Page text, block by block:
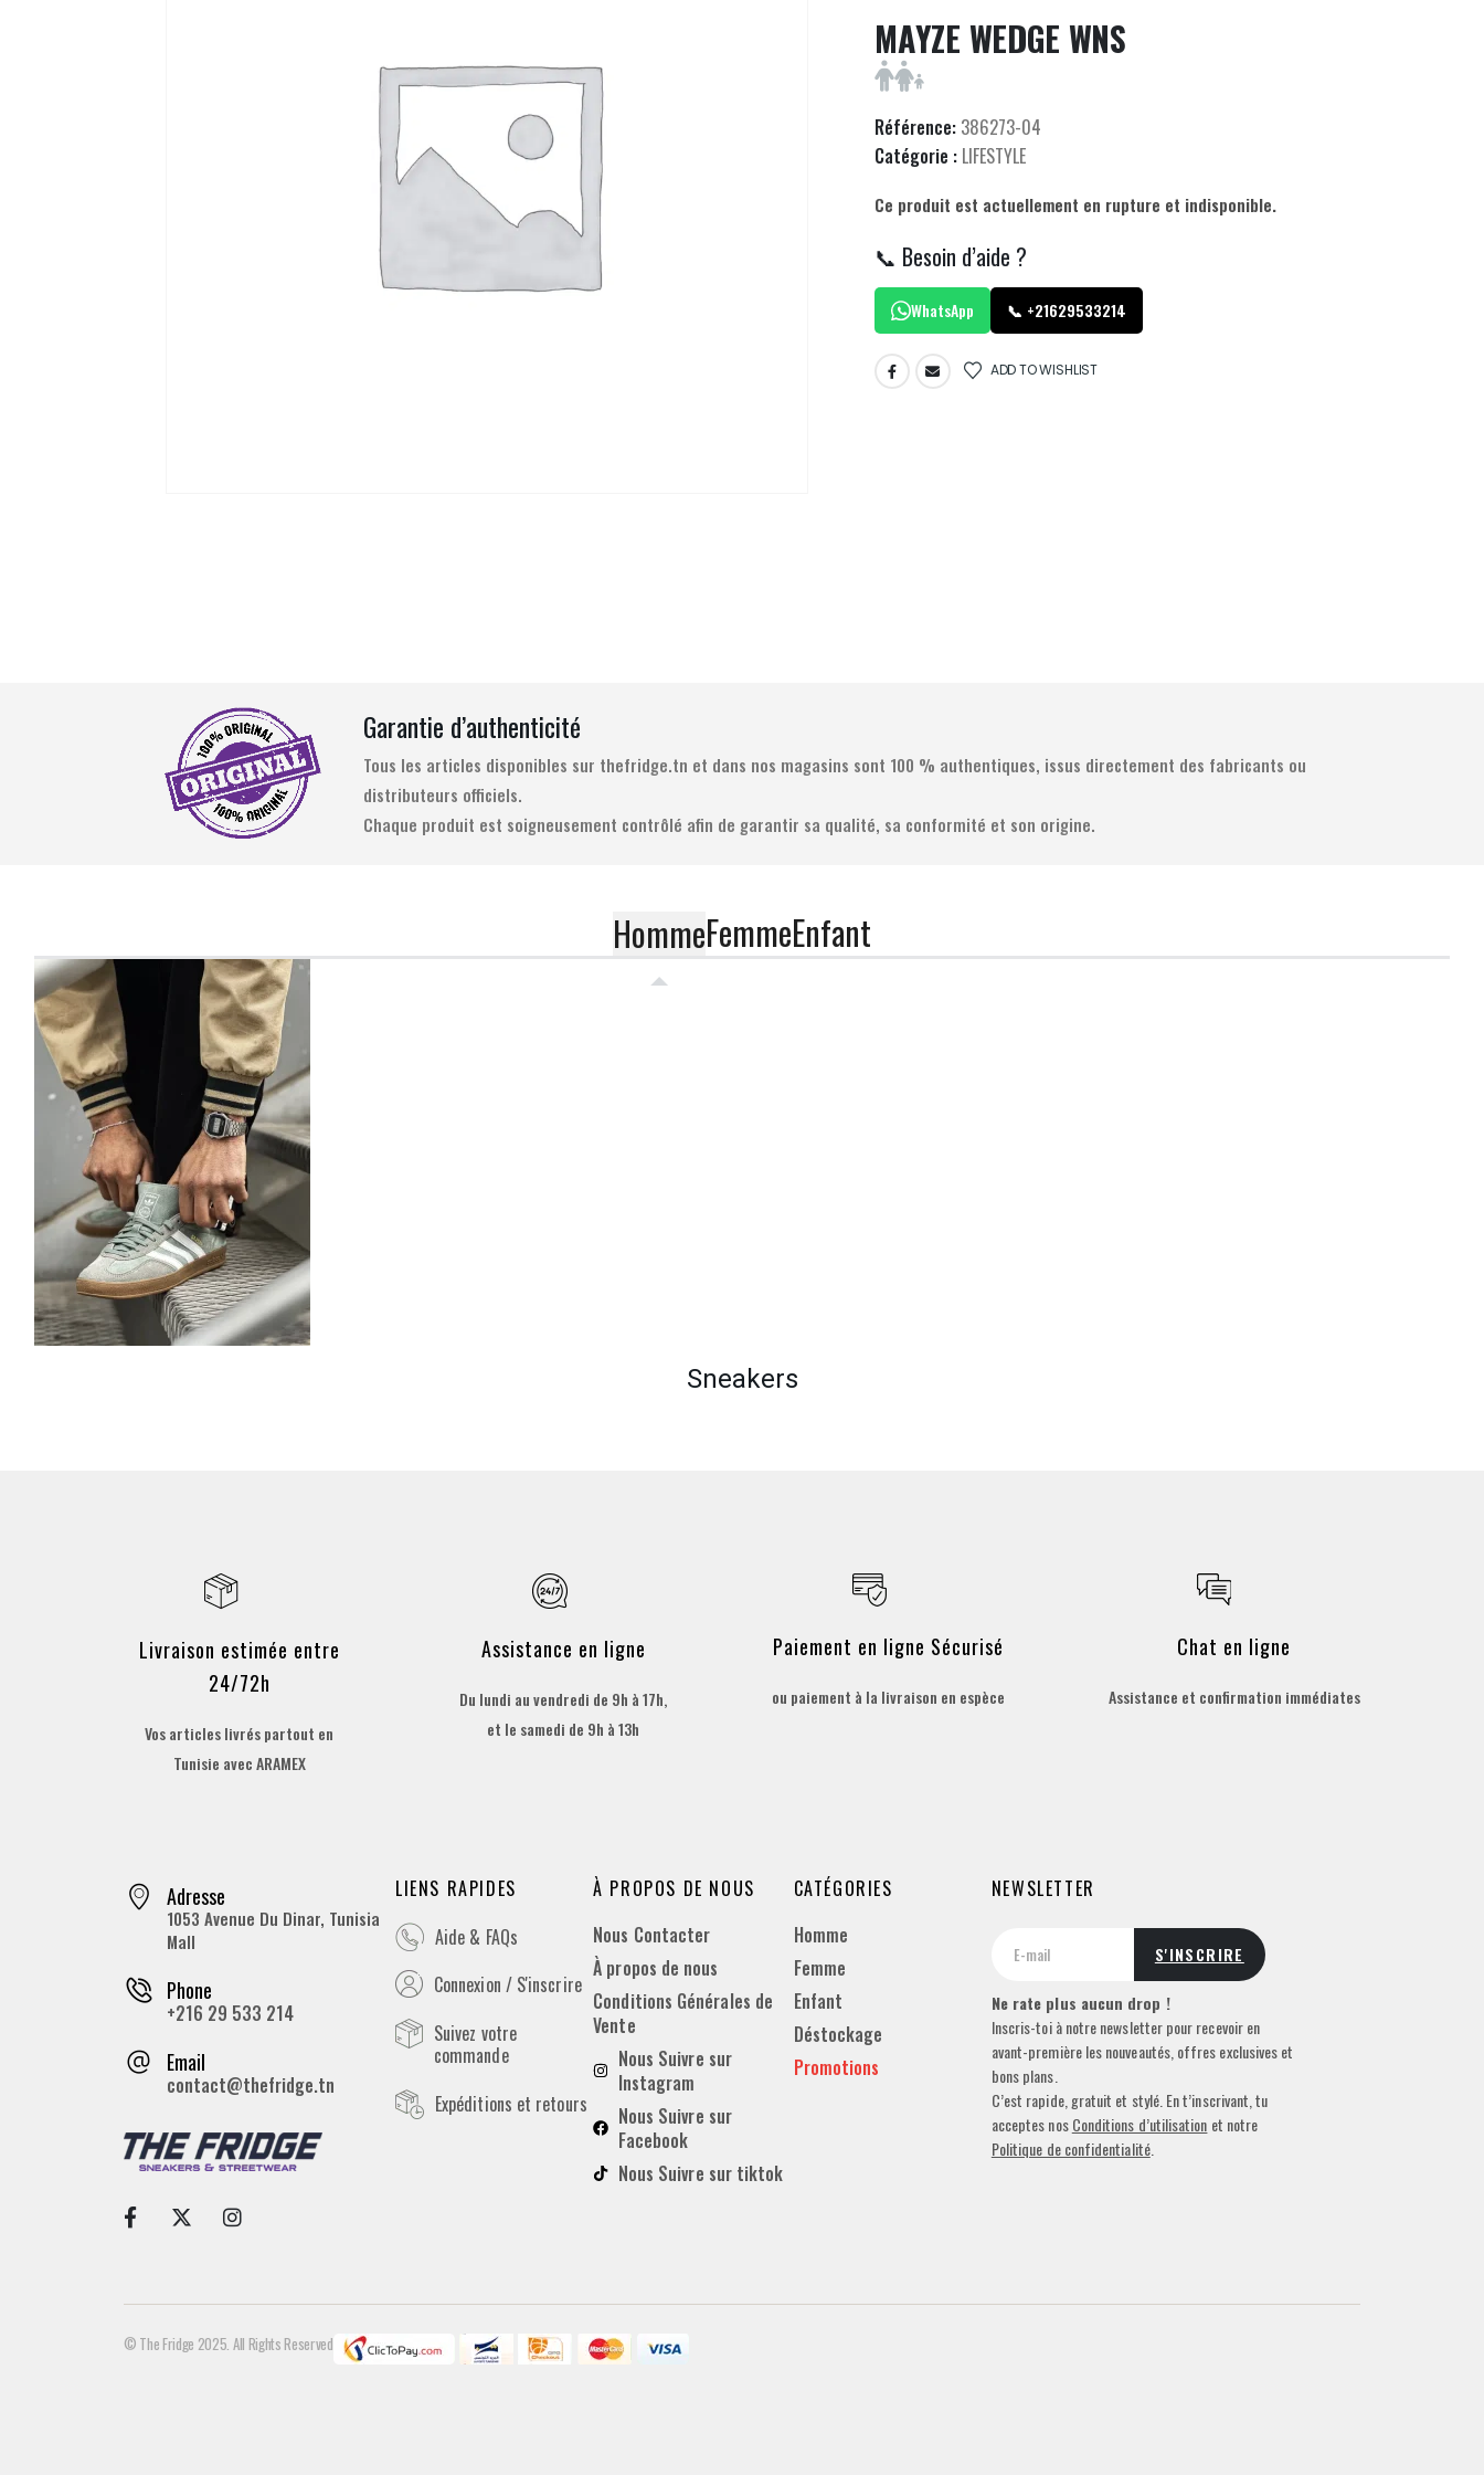
MAYZE WEDGE WNS
Référence: 386273-04
Catégorie : LIFESTYLE
Ce produit est actuellement en rupture et indisponible.
📞 Besoin d’aide ?
WhatsApp 📞 +21629533214
ADD TO WISHLIST
Garantie d’authenticité
Tous les articles disponibles sur thefridge.tn et dans nos magasins sont 100 % authentiques, issus directement des fabricants ou
distributeurs officiels.
Chaque produit est soigneusement contrôlé afin de garantir sa qualité, sa conformité et son origine.
HommeFemmeEnfant
Sneakers
Livraison estimée entre
24/72h
Vos articles livrés partout en
Tunisie avec ARAMEX
Assistance en ligne
Du lundi au vendredi de 9h à 17h,
et le samedi de 9h à 13h
Paiement en ligne Sécurisé
ou paiement à la livraison en espèce
Chat en ligne
Assistance et confirmation immédiates
Adresse
1053 Avenue Du Dinar, Tunisia
Mall
Phone
+216 29 533 214
Email
contact@thefridge.tn
LIENS RAPIDES
Aide & FAQs
Connexion / S'inscrire
Suivez votre
commande
Expéditions et retours
À PROPOS DE NOUS
Nous Contacter
À propos de nous
Conditions Générales de
Vente
Nous Suivre sur
Instagram
Nous Suivre sur
Facebook
Nous Suivre sur tiktok
CATÉGORIES
Homme
Femme
Enfant
Déstockage
Promotions
NEWSLETTER
Ne rate plus aucun drop !
Inscris-toi à notre newsletter pour recevoir en
avant-première les nouveautés, offres exclusives et
bons plans.
C’est rapide, gratuit et stylé. En t’inscrivant, tu
acceptes nosConditions d’utilisation et notre
Politique de confidentialité.
© The Fridge 2025. All Rights Reserved